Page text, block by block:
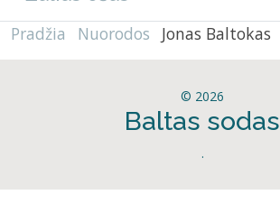
Pradžia Nuorodos Jonas Baltokas
© 2026
Baltas sodas
.